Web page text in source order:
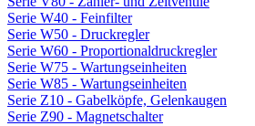
Serie W40 - Feinfilter
Serie W50 - Druckregler
Serie W60 - Proportionaldruckregler
Serie W75 - Wartungseinheiten
Serie W85 - Wartungseinheiten
Serie Z10 - Gabelköpfe, Gelenkaugen
Serie Z90 - Magnetschalter